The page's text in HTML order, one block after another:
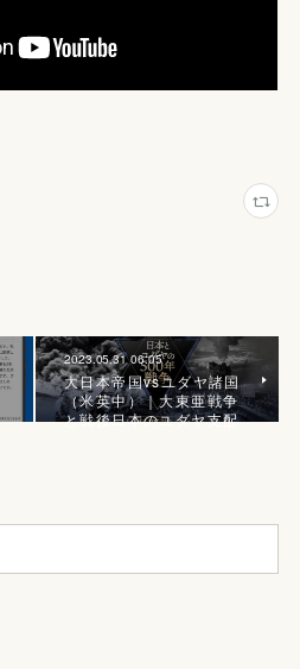
2023.05.31 06:05
大日本帝国vsユダヤ諸国
（米英中）｜大東亜戦争
と戦後日本のユダヤ支配